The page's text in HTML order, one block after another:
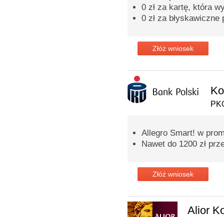
0 zł za kartę, która
0 zł za błyskawiczne
Złóż wniosek
Allegro Smart! w
Nawet do 1200 zł
Złóż wniosek
Alior